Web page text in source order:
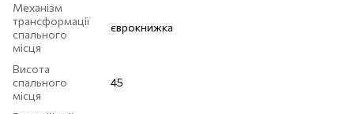
Механізм
трансформації
спального
місця
єврокнижка
Висота
спального
місця
45